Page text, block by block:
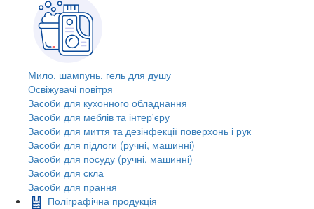
Мило, шампунь, гель для душу
Освіжувачі повітря
Засоби для кухонного обладнання
Засоби для меблів та інтер'єру
Засоби для миття та дезінфекції поверхонь і рук
Засоби для підлоги (ручні, машинні)
Засоби для посуду (ручні, машинні)
Засоби для скла
Засоби для прання
Поліграфічна продукція